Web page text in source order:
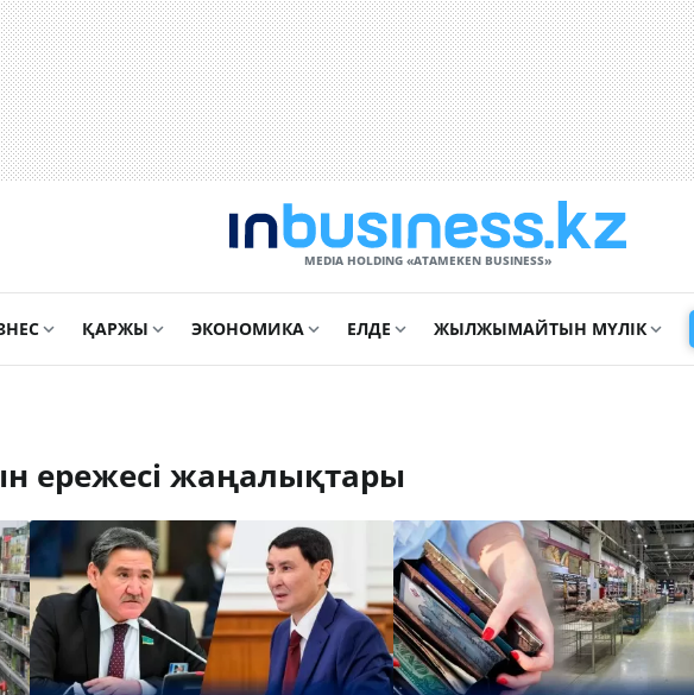
MEDIA HOLDING «ATAMEKЕN BUSINESS»
ҚАРЖЫ ЭКОНОМИКА ЕЛДЕ ЖЫЛЖЫМАЙТЫН МҮЛІК
ережесі жаңалықтары